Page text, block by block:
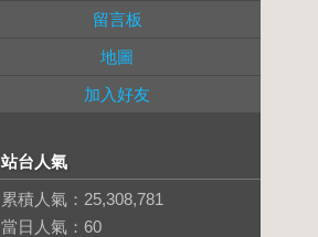
留言板
地圖
加入好友
站台人氣
累積人氣： 25,308,781
當日人氣： 60